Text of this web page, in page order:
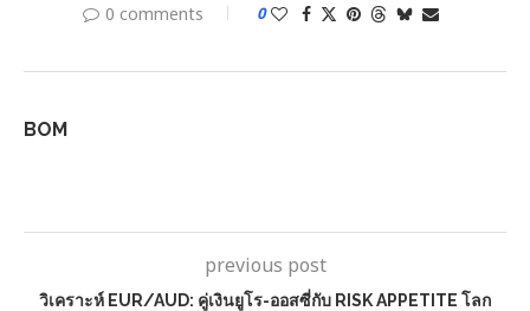
0 comments 0
BOM
previous post
วิเคราะห์ EUR/AUD: คู่เงินยูโร-ออสซี่กับ RISK APPETITE โลก